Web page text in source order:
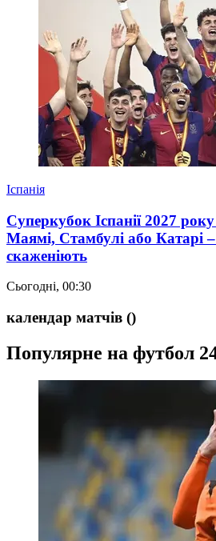
Іспанія
Суперкубок Іспанії 2027
Маямі, Стамбулі або Катарі
скаженіють
Сьогодні, 00:30
календар матчів ()
Популярне на футбол